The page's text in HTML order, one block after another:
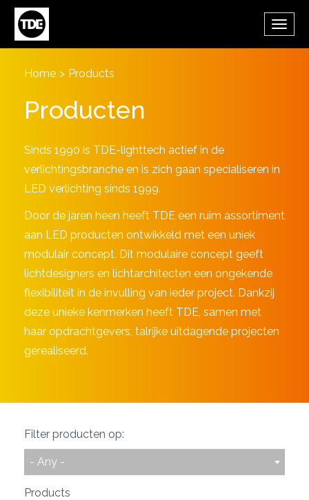
Skip to main content
Home > Products
Producten
Sinds 1990 is TDE-lighttech actief in de
verlichtingsbranche en is zich gaan specialiseren in
LED verlichting sinds 1999.
Door de jaren heen heeft TDE een ruim assortiment
aan LED producten ontwikkeld met een uniek
modulair concept. Dit modulaire concept geeft
lichtdesigners en lichtarchitecten een ongekende
flexibiliteit in de invulling van ieder project. Dankzij
deze unieke kenmerken heeft TDE, samen met
haar opdrachtgevers, talrijke uitdagende projecten
gerealiseerd.
Filter producten op:
- Any -
Products